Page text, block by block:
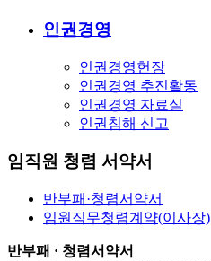
인권경영
인권경영헌장
인권경영 추진활동
인권경영 자료실
인권침해 신고
임직원 청렴 서약서
반부패·청렴서약서
임원직무청렴계약(이사장)
반부패 · 청렴서약서